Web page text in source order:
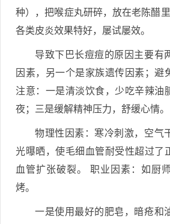
种），把喉症丸研碎，放在老陈醋
各类皮炎效果特好，屡试屡效。
导致下巴长痘痘的原因主要有
因素，另一个是家族遗传因素；避
注意：一是清淡饮食，少吃辛辣油
夜；三是缓解精神压力，舒缓心情。
物理性因素：寒冷刺激，空气
光曝晒，使毛细血管耐受性超过了
血管扩张破裂。 职业因素：如厨
烤。
一是使用最好的肥皂，暗疮和